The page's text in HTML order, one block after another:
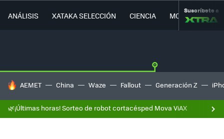
ANÁLISIS XATAKA SELECCIÓN CIENCIA MOVILIDAD
Suscríbete a
HOY SE HABLA DE
AEMET China Waze Fallout Generación Z
🌿¡Últimas horas! Sorteo de robot cortacésped Mova ViAX